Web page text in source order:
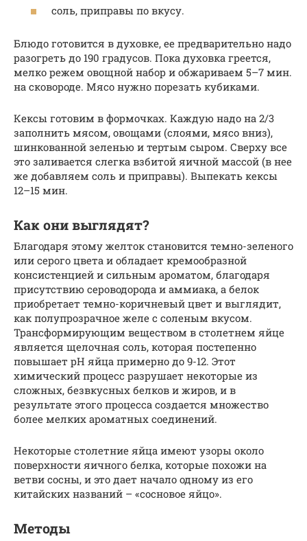
соль, приправы по вкусу.
Блюдо готовится в духовке, ее предварительно надо
разогреть до 190 градусов. Пока духовка греется,
мелко режем овощной набор и обжариваем 5–7 мин.
на сковороде. Мясо нужно порезать кубиками.
Кексы готовим в формочках. Каждую надо на 2/3
заполнить мясом, овощами (слоями, мясо вниз),
шинкованной зеленью и тертым сыром. Сверху все
это заливается слегка взбитой яичной массой (в нее
же добавляем соль и приправы). Выпекать кексы
12–15 мин.
Как они выглядят?
Благодаря этому желток становится темно-зеленого
или серого цвета и обладает кремообразной
консистенцией и сильным ароматом, благодаря
присутствию сероводорода и аммиака, а белок
приобретает темно-коричневый цвет и выглядит,
как полупрозрачное желе с соленым вкусом.
Трансформирующим веществом в столетнем яйце
является щелочная соль, которая постепенно
повышает рН яйца примерно до 9-12. Этот
химический процесс разрушает некоторые из
сложных, безвкусных белков и жиров, и в
результате этого процесса создается множество
более мелких ароматных соединений.
Некоторые столетние яйца имеют узоры около
поверхности яичного белка, которые похожи на
ветви сосны, и это дает начало одному из его
китайских названий – «сосновое яйцо».
Методы